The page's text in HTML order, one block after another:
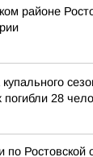
районе
погибли 28
по Ростовской